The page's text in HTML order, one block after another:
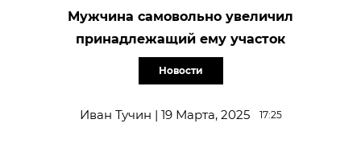
Мужчина самовольно увеличил
принадлежащий ему участок
Новости
Иван Тучин | 19 Марта, 2025 17:25